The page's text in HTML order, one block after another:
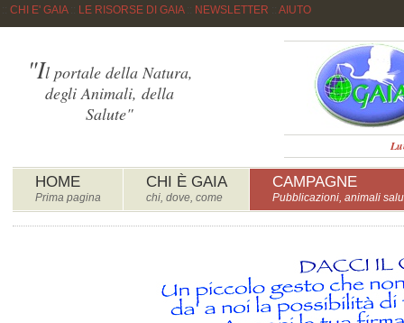
CHI E' GAIA:: LE RISORSE DI GAIA:: NEWSLETTER AIUTO
HOME
Prima pagina
CHI È GAIA
chi, dove, come
CAMPAGNE
Pubblicazioni, animali
"Il portale della Natura,
degli Animali, della
Salute"